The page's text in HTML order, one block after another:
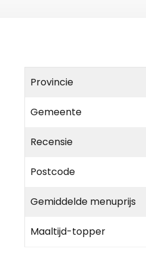
Provincie
Gemeente
Recensie
Postcode
Gemiddelde menuprijs
Maaltijd-topper